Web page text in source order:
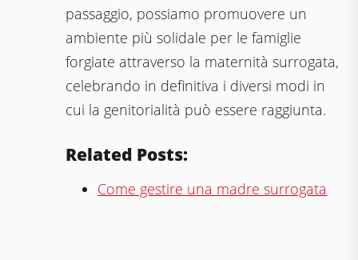
passaggio, possiamo promuovere un
ambiente più solidale per le famiglie
forgiate attraverso la maternità surrogata,
celebrando in definitiva i diversi modi in
cui la genitorialità può essere raggiunta.
Related Posts:
Come gestire una madre surrogata